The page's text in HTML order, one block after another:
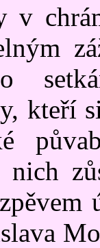
v
kteří
nich